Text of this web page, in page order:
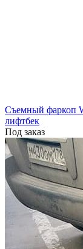
Съемный фаркоп
лифтбек
Под заказ